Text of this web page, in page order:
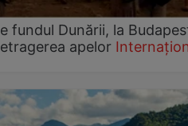
fundul Dunării, la
apelor